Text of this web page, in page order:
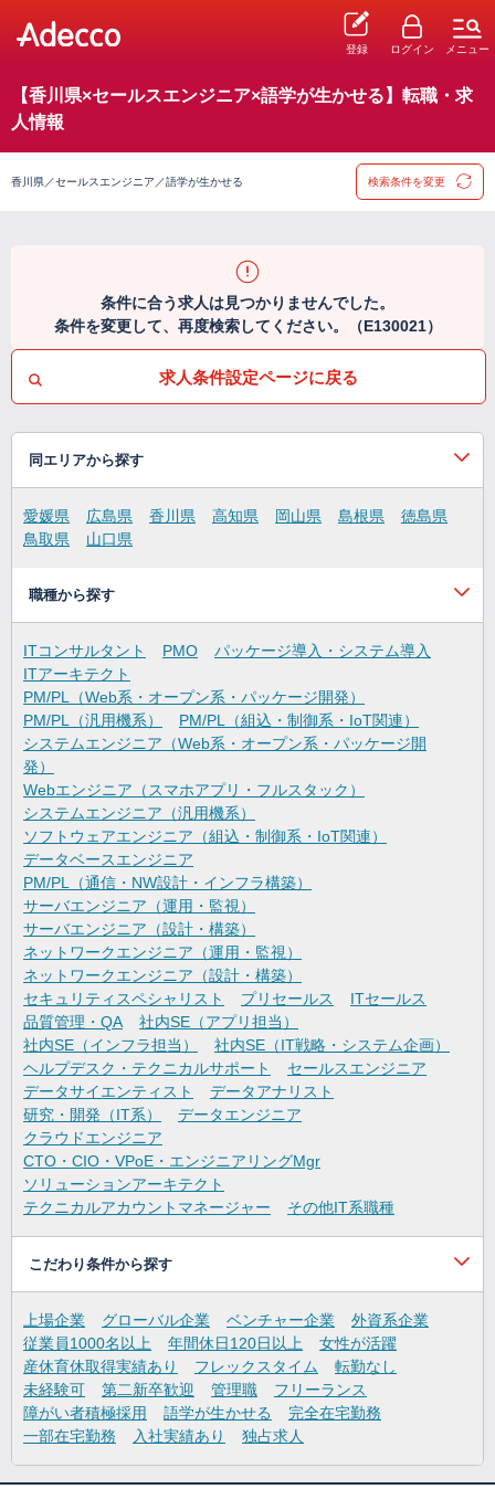
登録 ログイン メニュー
【香川県×セールスエンジニア×語学が生かせる】転職・求
人情報
香川県／セールスエンジニア／語学が生かせる 検索条件を変更
条件に合う求人は見つかりませんでした。
条件を変更して、再度検索してください。（E130021）
求人条件設定ページに戻る
同エリアから探す
愛媛県 広島県 香川県 高知県 岡山県 島根県
徳島県
鳥取県
山口県
職種から探す
ITコンサルタント PMO
パッケージ導入・システム導入
ITアーキテクト
PM/PL（Web系・オープン系・パッケージ開発）
PM/PL（汎用機系）
PM/PL（組込・制御系・IoT関連）
システムエンジニア（Web系・オープン系・パッケージ開
発）
Webエンジニア（スマホアプリ・フルスタック）
システムエンジニア（汎用機系）
ソフトウェアエンジニア（組込・制御系・IoT関連）
データベースエンジニア
PM/PL（通信・NW設計・インフラ構築）
サーバエンジニア（運用・監視）
サーバエンジニア（設計・構築）
ネットワークエンジニア（運用・監視）
ネットワークエンジニア（設計・構築）
セキュリティスペシャリスト
プリセールス
ITセールス
品質管理・QA
社内SE（アプリ担当）
社内SE（インフラ担当）
社内SE（IT戦略・システム企画）
ヘルプデスク・テクニカルサポート
セールスエンジニア
データサイエンティスト
データアナリスト
研究・開発（IT系）
データエンジニア
クラウドエンジニア
CTO・CIO・VPoE・エンジニアリングMgr
ソリューションアーキテクト
テクニカルアカウントマネージャー
その他IT系職種
こだわり条件から探す
上場企業 グローバル企業 ベンチャー企業
外資系企業
従業員1000名以上
年間休日120日以上
女性が活躍
産休育休取得実績あり
フレックスタイム
転勤なし
未経験可
第二新卒歓迎 管理職
フリーランス
障がい者積極採用
語学が生かせる
完全在宅勤務
一部在宅勤務
入社実績あり 独占求人